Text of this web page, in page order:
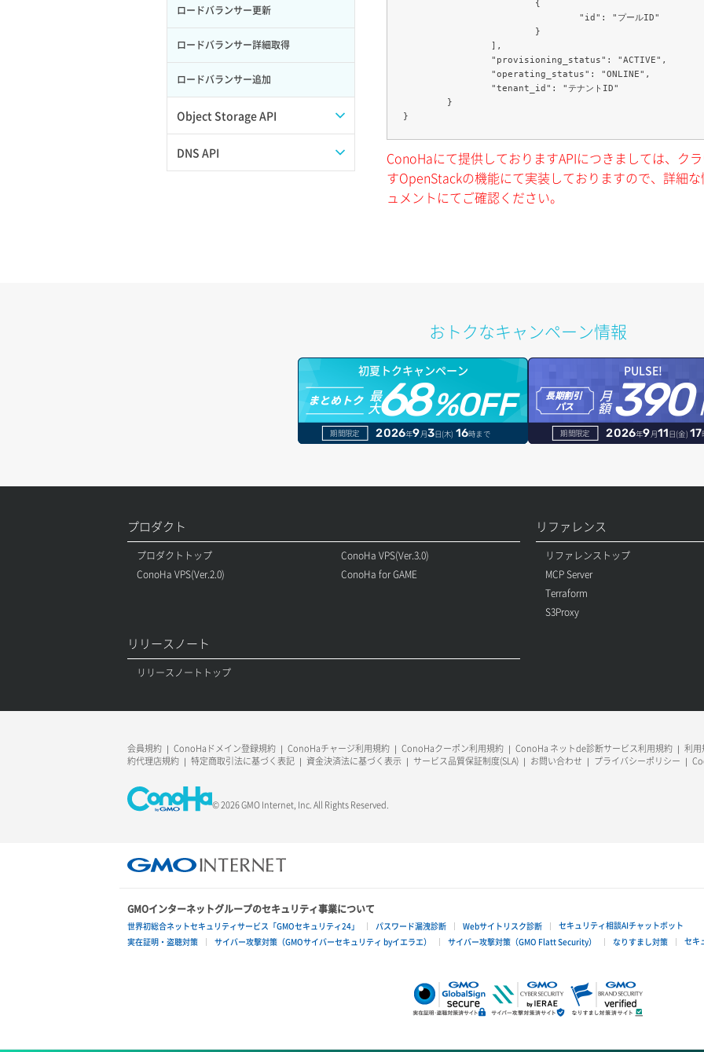
サーバー利用状況グラフ（ディスク
IO）
サーバー利用状況グラフ（トラフィッ
ク）
サーバー削除
サーバー操作（起動/停止/再起動/強制
ポート作成（追加IP用）
ポート削除
ポート更新
ポート詳細取得
ロードバランサー更新
ロードバランサー詳細取得
ロードバランサー追加
Object Storage API
Web公開
コンテナ一覧取得
ラージオブジェクトアップロード(DLO)
DNS API
ConoHaにて提供しておりますAPIにつきましては、ク
すOpenStackの機能にて実装しておりますので、詳細
ュメントにてご確認ください。
おトクなキャンペーン情報
初夏トクキャンペーン
まとめトク 最
大68%OFF
期間限定 2026年9月3日(木) 16時まで
PULSE!
長期割引
パス
月
額390
期間限定 2026年9月11日(金) 17
プロダクト
プロダクトトップ
ConoHa VPS(Ver.3.0)
ConoHa VPS(Ver.2.0)
ConoHa for GAME
リファレンス
リファレンストップ
MCP Server
Terraform
S3Proxy
リリースノート
リリースノートトップ
会員規約 ConoHaドメイン登録規約 ConoHaチャージ利用規約 ConoHaクーポン利用規約 ConoHa ネットde診断サービス利用規約 利用
約代理店規約
特定商取引法に基づく表記 資金決済法に基づく表示 サービス品質保証制度(SLA) お問い合わせ プライバシーポリシー
© 2026 GMO Internet, Inc. All Rights Reserved.
GMOインターネットグループのセキュリティ事業について
世界初総合ネットセキュリティサービス「GMOセキュリティ24」 パスワード漏洩診断 Webサイトリスク診断
セキュリティ相談AIチャットボット
実在証明・盗聴対策
サイバー攻撃対策（GMOサイバーセキュリティ byイエラエ） サイバー攻撃対策（GMO Flatt Security） なりすまし対策 セキ